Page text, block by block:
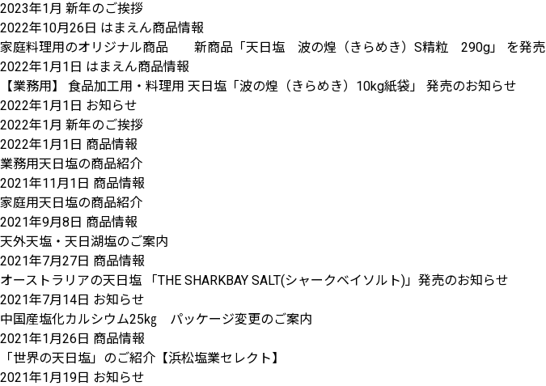
2023年1月 新年のご挨拶
2022年10月26日 はまえん商品情報
家庭料理用のオリジナル商品 新商品「天日塩 波の煌（きらめき）S精粒 290g」 を発売
2022年1月1日 はまえん商品情報
【業務用】 食品加工用・料理用 天日塩「波の煌（きらめき）10kg紙袋」 発売のお知らせ
2022年1月1日 お知らせ
2022年1月 新年のご挨拶
2022年1月1日 商品情報
業務用天日塩の商品紹介
2021年11月1日 商品情報
家庭用天日塩の商品紹介
2021年9月8日 商品情報
天外天塩・天日湖塩のご案内
2021年7月27日 商品情報
オーストラリアの天日塩 「THE SHARKBAY SALT(シャークベイソルト)」発売のお知らせ
2021年7月14日 お知らせ
中国産塩化カルシウム25㎏ パッケージ変更のご案内
2021年1月26日 商品情報
「世界の天日塩」のご紹介【浜松塩業セレクト】
2021年1月19日 お知らせ